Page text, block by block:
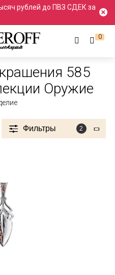
рублей до ПВЗ СДЕК за
0
585 пробы
585
Оружие
Фильтры 2